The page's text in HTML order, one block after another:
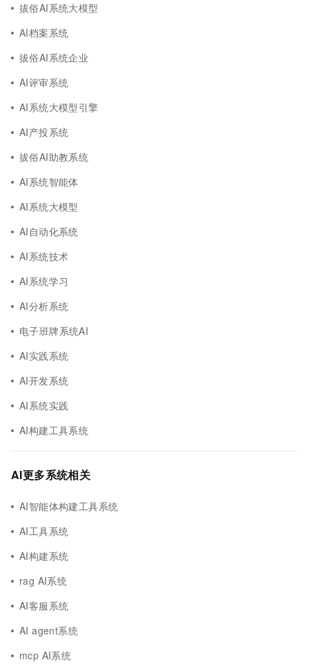
拔俗AI系统大模型
AI档案系统
拔俗AI系统企业
AI评审系统
AI系统大模型引擎
AI产投系统
拔俗AI助教系统
AI系统智能体
AI系统大模型
AI自动化系统
AI系统技术
AI系统学习
AI分析系统
电子班牌系统AI
AI实践系统
AI开发系统
AI系统实践
AI构建工具系统
AI更多系统相关
AI智能体构建工具系统
AI工具系统
AI构建系统
rag AI系统
AI客服系统
AI agent系统
mcp AI系统